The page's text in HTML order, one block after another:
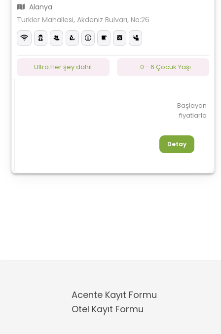
Alanya
Türkler Mahallesi, Akdeniz Bulvarı, No:26
Ultra Her şey dahil 0 - 6 Çocuk Yaşı
Başlayan
fiyatlarla
Detay
Acente Kayıt Formu
Otel Kayıt Formu